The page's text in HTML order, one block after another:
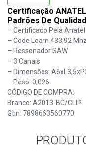
Certificação
Padrões De
– Certificado Pela
– Code Learn 433,92 Mhz
– Ressonador SAW
– 3 Canais
– Dimensões:
– Peso: 0,026
CÓDIGO DE COMPRA:
Branco: A2013-BC/CLIP
Gtin: 7898663560770